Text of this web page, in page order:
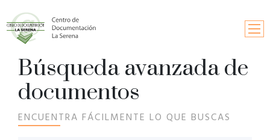
Inicio
Búsqueda
Información y contactos
Búsqueda avanzada de
documentos
ENCUENTRA FÁCILMENTE LO QUE BUSCAS